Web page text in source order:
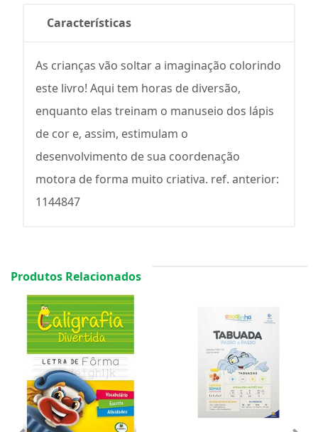
Características
As crianças vão soltar a imaginação colorindo
este livro! Aqui tem horas de diversão,
enquanto elas treinam o manuseio dos lápis
de cor e, assim, estimulam o
desenvolvimento de sua coordenação
motora de forma muito criativa. ref. anterior:
1144847
Produtos Relacionados